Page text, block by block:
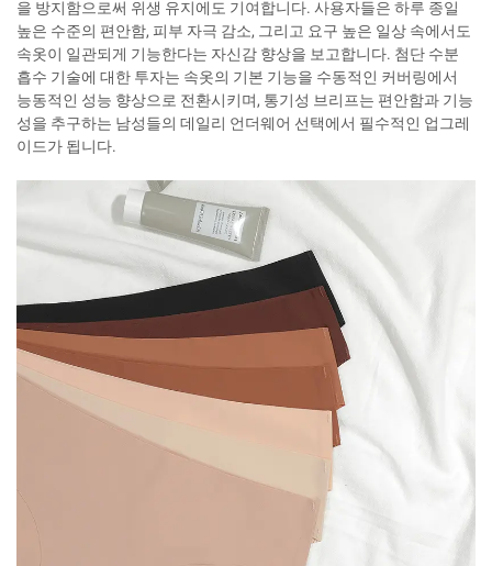
을 방지함으로써 위생 유지에도 기여합니다. 사용자들은 하루 종일
높은 수준의 편안함, 피부 자극 감소, 그리고 요구 높은 일상 속에서도
속옷이 일관되게 기능한다는 자신감 향상을 보고합니다. 첨단 수분
흡수 기술에 대한 투자는 속옷의 기본 기능을 수동적인 커버링에서
능동적인 성능 향상으로 전환시키며, 통기성 브리프는 편안함과 기능
성을 추구하는 남성들의 데일리 언더웨어 선택에서 필수적인 업그레
이드가 됩니다.